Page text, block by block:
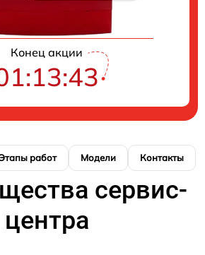
Конец акции
работ Модели Контакты
сервис-
центра